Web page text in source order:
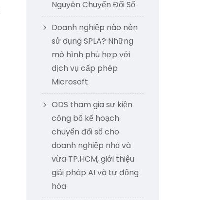
Nguyên Chuyển Đổi Số
Doanh nghiệp nào nên
sử dụng SPLA? Những
mô hình phù hợp với
dịch vụ cấp phép
Microsoft
ODS tham gia sự kiện
công bố kế hoạch
chuyển đổi số cho
doanh nghiệp nhỏ và
vừa TP.HCM, giới thiệu
giải pháp AI và tự động
hóa